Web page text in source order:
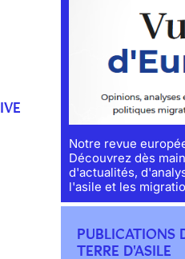
Notre revue
Découvrez dès
d'actualités,
l'asile et les
PUBLICATIONS
TERRE D'ASILE